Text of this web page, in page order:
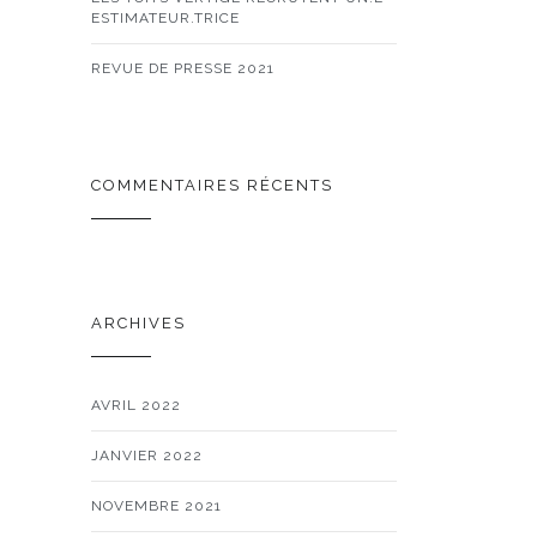
ESTIMATEUR.TRICE
REVUE DE PRESSE 2021
COMMENTAIRES RÉCENTS
ARCHIVES
AVRIL 2022
JANVIER 2022
NOVEMBRE 2021